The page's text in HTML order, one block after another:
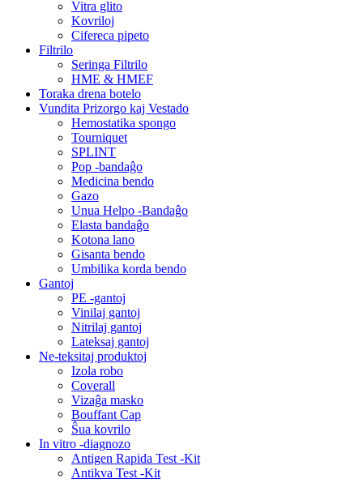
Vitra glito
Kovriloj
Cifereca pipeto
Filtrilo
Seringa Filtrilo
HME & HMEF
Toraka drena botelo
Vundita Prizorgo kaj Vestado
Hemostatika spongo
Tourniquet
SPLINT
Pop -bandaĝo
Medicina bendo
Gazo
Unua Helpo -Bandaĝo
Elasta bandaĝo
Kotona lano
Gisanta bendo
Umbilika korda bendo
Gantoj
PE -gantoj
Vinilaj gantoj
Nitrilaj gantoj
Lateksaj gantoj
Ne-teksitaj produktoj
Izola robo
Coverall
Vizaĝa masko
Bouffant Cap
Ŝua kovrilo
In vitro -diagnozo
Antigen Rapida Test -Kit
Antikva Test -Kit